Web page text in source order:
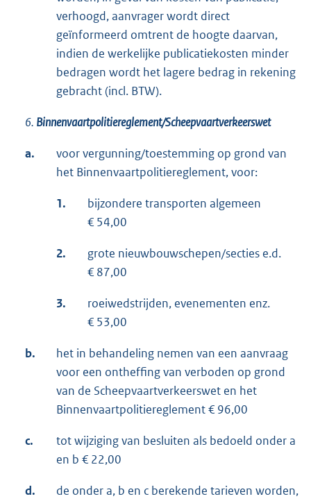
verhoogd, aanvrager wordt direct
geïnformeerd omtrent de hoogte daarvan,
indien de werkelijke publicatiekosten minder
bedragen wordt het lagere bedrag in rekening
gebracht (incl. BTW).
6. Binnenvaartpolitiereglement/Scheepvaartverkeerswet
a.
voor vergunning/toestemming op grond van
het Binnenvaartpolitiereglement, voor:
1.
bijzondere transporten algemeen
€ 54,00
2.
grote nieuwbouwschepen/secties e.d.
€ 87,00
3.
roeiwedstrijden, evenementen enz.
€ 53,00
b.
het in behandeling nemen van een aanvraag
voor een ontheffing van verboden op grond
van de Scheepvaartverkeerswet en het
Binnenvaartpolitiereglement € 96,00
c.
tot wijziging van besluiten als bedoeld onder a
en b € 22,00
d.
de onder a, b en c berekende tarieven worden,